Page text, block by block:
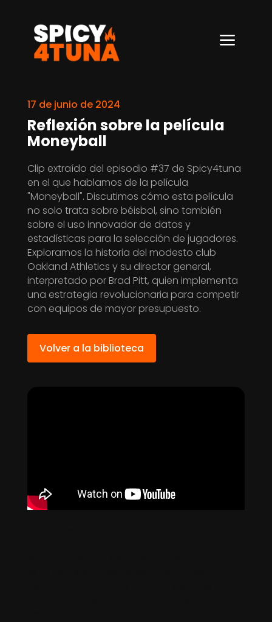
a
17 de junio de 2024
Reflexión sobre la película
Moneyball
Clip extraído del episodio #37 de Spicy4tuna
en el que hablamos de la película
"Moneyball". Discutimos cómo esta película
no solo trata sobre béisbol, sino también
sobre el uso innovador de datos y
estadísticas para la selección de jugadores.
Exploramos la historia del modesto club
Oakland Athletics y su director general,
interpretado por Brad Pitt, quien implementa
una estrategia revolucionaria para competir
con equipos de mayor presupuesto.
Volver a la biblioteca